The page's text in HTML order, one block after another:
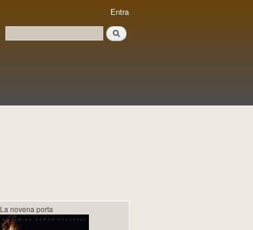
Formulari de cerca
Cerca
Entra
La novena porta